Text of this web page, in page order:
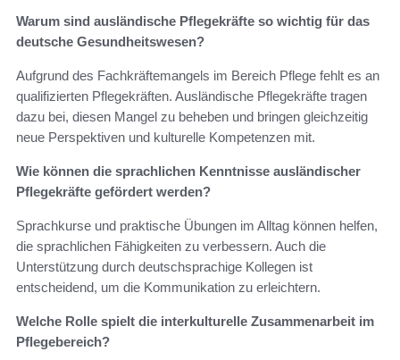
Warum sind ausländische Pflegekräfte so wichtig für das
deutsche Gesundheitswesen?
Aufgrund des Fachkräftemangels im Bereich Pflege fehlt es an
qualifizierten Pflegekräften. Ausländische Pflegekräfte tragen
dazu bei, diesen Mangel zu beheben und bringen gleichzeitig
neue Perspektiven und kulturelle Kompetenzen mit.
Wie können die sprachlichen Kenntnisse ausländischer
Pflegekräfte gefördert werden?
Sprachkurse und praktische Übungen im Alltag können helfen,
die sprachlichen Fähigkeiten zu verbessern. Auch die
Unterstützung durch deutschsprachige Kollegen ist
entscheidend, um die Kommunikation zu erleichtern.
Welche Rolle spielt die interkulturelle Zusammenarbeit im
Pflegebereich?